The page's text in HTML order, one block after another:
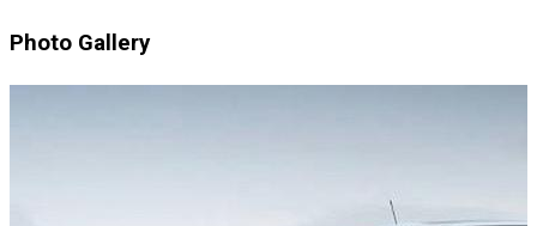
Photo Gallery